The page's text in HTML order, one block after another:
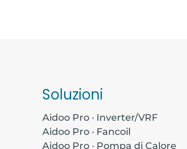
Soluzioni
Aidoo Pro · Inverter/VRF
Aidoo Pro · Fancoil
Aidoo Pro · Pompa di Calore